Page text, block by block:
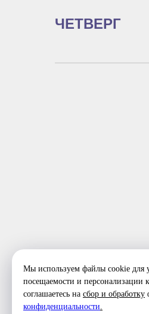
Мы используем файлы cookie для
посещаемости и персонализации
соглашаетесь на сбор и обработку
конфиденциальности.
ЧЕТВЕРГ